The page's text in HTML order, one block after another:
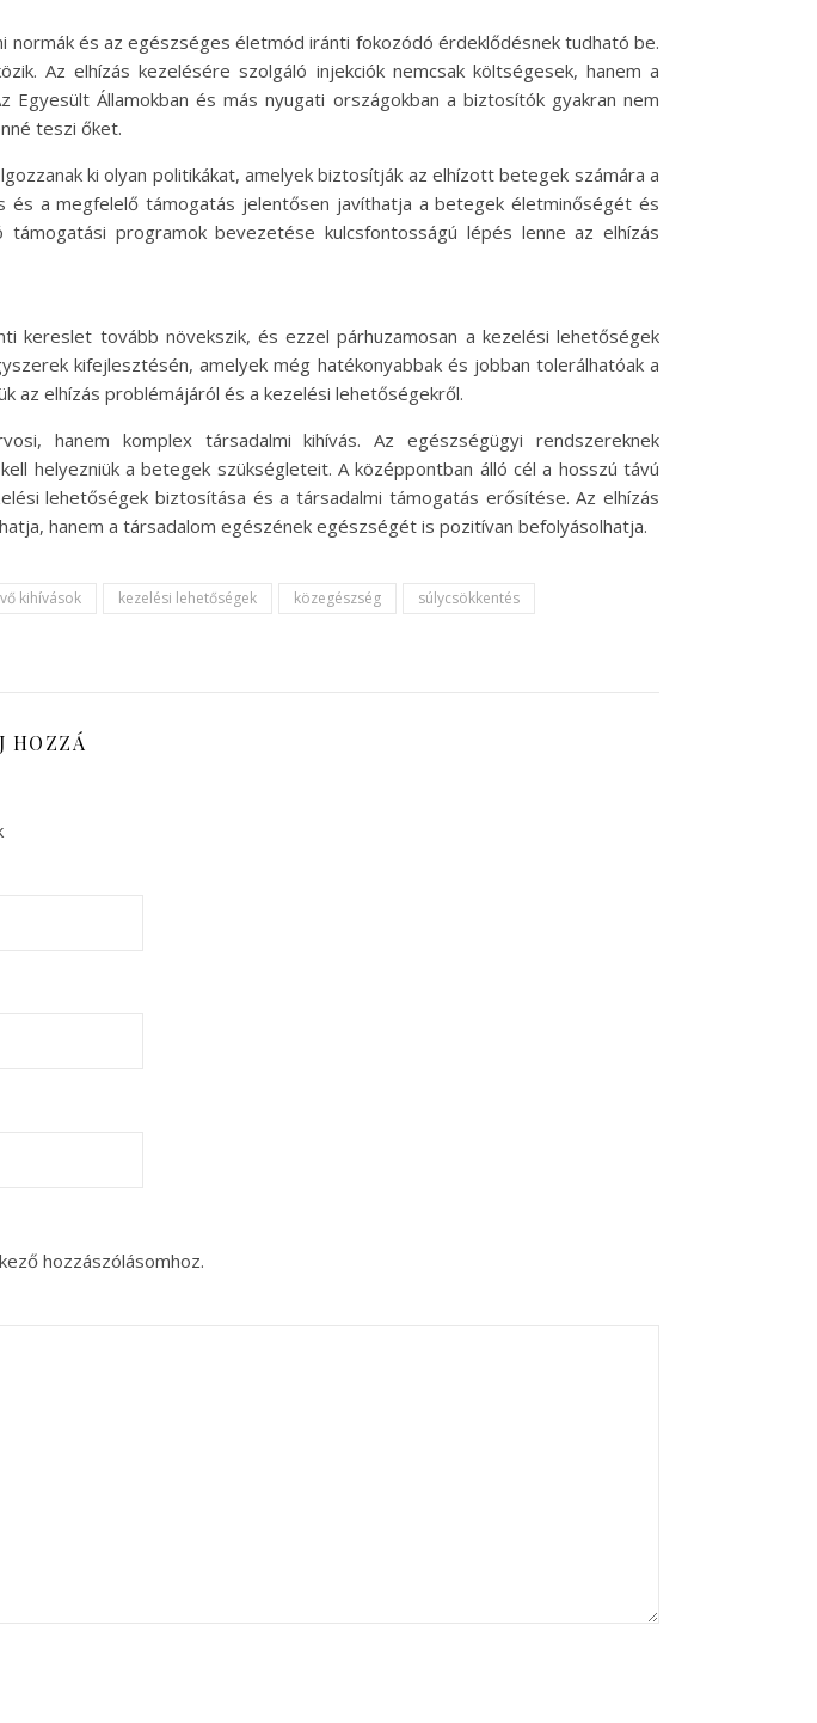
és az egészséges életmód iránti fokozódó érdeklődésnek tudható be.
Az elhízás kezelésére szolgáló injekciók nemcsak költségesek, hanem a
Államokban és más nyugati országokban a biztosítók gyakran nem
teszi őket.
ki olyan politikákat, amelyek biztosítják az elhízott betegek számára a
a megfelelő támogatás jelentősen javíthatja a betegek életminőségét és
programok bevezetése kulcsfontosságú lépés lenne az elhízás
kereslet tovább növekszik, és ezzel párhuzamosan a kezelési lehetőségek
kifejlesztésén, amelyek még hatékonyabbak és jobban tolerálhatóak a
az elhízás problémájáról és a kezelési lehetőségekről.
hanem komplex társadalmi kihívás. Az egészségügyi rendszereknek
helyezniük a betegek szükségleteit. A középpontban álló cél a hosszú távú
lehetőségek biztosítása és a társadalmi támogatás erősítése. Az elhízás
hanem a társadalom egészének egészségét is pozitívan befolyásolhatja.
kihívások kezelési lehetőségek közegészség
súlycsökkentés
HOZZÁ
hozzászólásomhoz.